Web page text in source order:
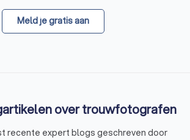
Meld je gratis aan
over trouwfotografen
recente expert blogs geschreven door